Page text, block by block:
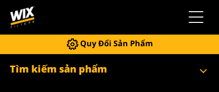
Quy Đổi Sản Phẩm
Tìm kiếm sản phẩm